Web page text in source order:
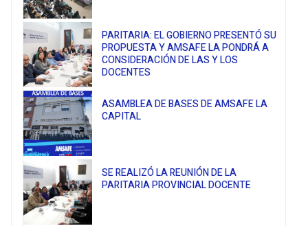
PARITARIA: EL GOBIERNO PRESENTÓ SU
PROPUESTA Y AMSAFE LA PONDRÁ A
CONSIDERACIÓN DE LAS Y LOS
DOCENTES
ASAMBLEA DE BASES DE AMSAFE LA
CAPITAL
SE REALIZÓ LA REUNIÓN DE LA
PARITARIA PROVINCIAL DOCENTE